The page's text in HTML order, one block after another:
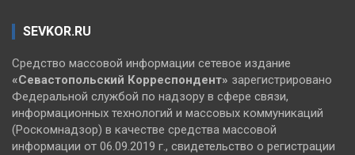
SEVKOR.RU
Средство массовой информации сетевое издание
«Севастопольский Корреспондент» зарегистрировано
Федеральной службой по надзору в сфере связи,
информационных технологий и массовых коммуникаций
(Роскомнадзор) в качестве средства массовой
информации от 06.09.2019 г., свидетельство о регистрации